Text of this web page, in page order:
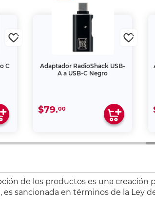
C
Adaptador RadioShack USB-
A a USB-C Negro
$79.00
de los productos es una creación
es sancionada en términos de la Ley